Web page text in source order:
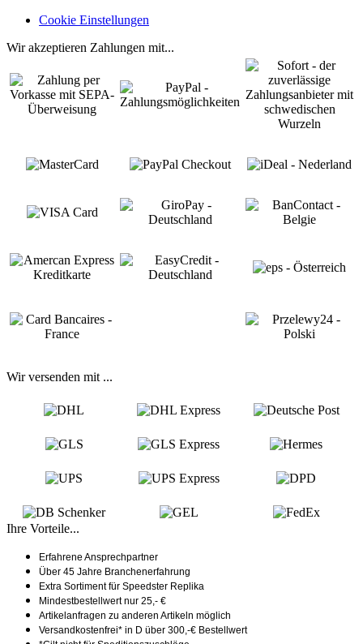
Cookie Einstellungen
Wir akzeptieren Zahlungen mit...
Wir versenden mit ...
Ihre Vorteile...
Erfahrene Ansprechpartner
Über 45 Jahre Branchenerfahrung
Extra Sortiment für Speedster Replika
Mindestbestellwert nur 25,- €
Artikelanfragen zu anderen Artikeln möglich
Versandkostenfrei* in D über 300,-€ Bestellwert